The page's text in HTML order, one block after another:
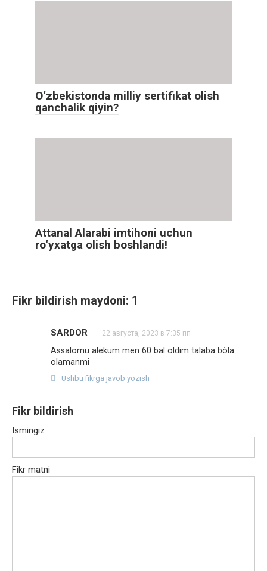
O‘zbekistonda milliy sertifikat olish
qanchalik qiyin?
Attanal Alarabi imtihoni uchun
ro‘yxatga olish boshlandi!
Fikr bildirish maydoni: 1
SARDOR 22 августа, 2023 в 7:35 пп
Assalomu alekum men 60 bal oldim talaba bòla
olamanmi
Ushbu fikrga javob yozish
Fikr bildirish
Ismingiz
Fikr matni